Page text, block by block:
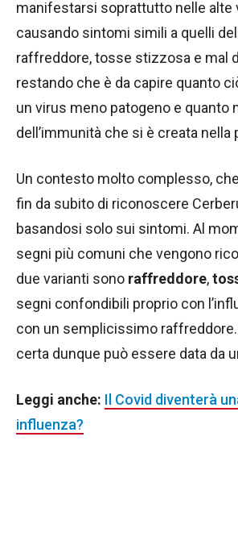
manifestarsi soprattutto nelle alte
causando sintomi simili a quelli
raffreddore, tosse stizzosa e mal
restando che è da capire quanto
un virus meno patogeno e quanto
dell’immunità che si è creata nella
Un contesto molto complesso,
fin da subito di riconoscere
basandosi solo sui sintomi. Al
segni più comuni che vengono
due varianti sono raffreddore,
segni confondibili proprio con
con un semplicissimo raffreddore.
certa dunque può essere data da
Leggi anche: Il Covid diventerà
influenza?